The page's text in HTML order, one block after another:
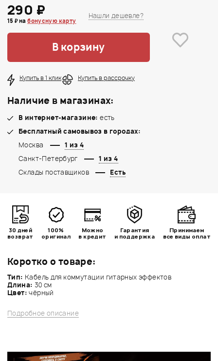
Коротко о товаре:
Тип: Кабель для коммутации гитарных эффектов
Длина: 30 см
Цвет: чёрный
Подробное описание
290 ₽
15 ₽ набонусную карту
Нашли дешевле?
В корзину
Купить в 1 клик Купить в рассрочку
Наличие в магазинах:
В интернет-магазине: есть
Бесплатный самовывоз в городах:
Москва
1 из 4
Санкт-Петербург
1 из 4
Склады поставщиков
Есть
30 дней
возврат
100%
оригинал
Можно
в кредит
Гарантия
и поддержка
Принимаем
все виды оплат